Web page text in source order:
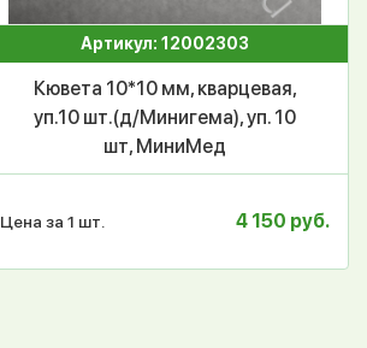
Артикул: 12002303
Кювета 10*10 мм, кварцевая,
уп.10 шт.(д/Минигема), уп. 10
шт, МиниМед
Цена за 1 шт. 4 150 руб.